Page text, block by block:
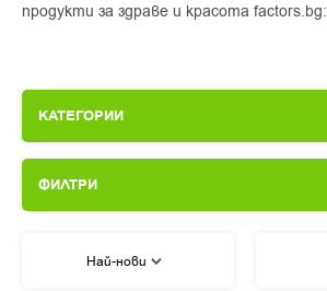
продукти за здраве и красота factors.bg:
КАТЕГОРИИ
ФИЛТРИ
Най-нови